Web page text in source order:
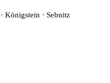
Königstein · Sebnitz